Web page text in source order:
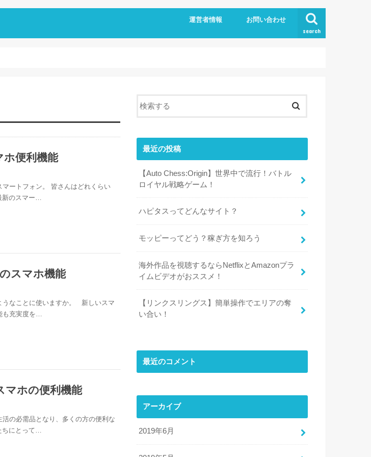
search
運営者情報 お問い合わせ
ホ便利機能
ートフォン。 皆さんはどれくらい
のスマー…
スマホ機能
うなことに使いますか。 新しいスマ
も充実度を…
マホの便利機能
の必需品となり、多くの方の便利な
ちにとって…
最近の投稿
【Auto Chess:Origin】世界中で流行！バトル
ロイヤル戦略ゲーム！
ハピタスってどんなサイト？
モッピーってどう？稼ぎ方を知ろう
海外作品を視聴するならNetflixとAmazonプラ
イムビデオがおススメ！
【リンクスリングス】簡単操作でエリアの奪
い合い！
最近のコメント
アーカイブ
2019年6月